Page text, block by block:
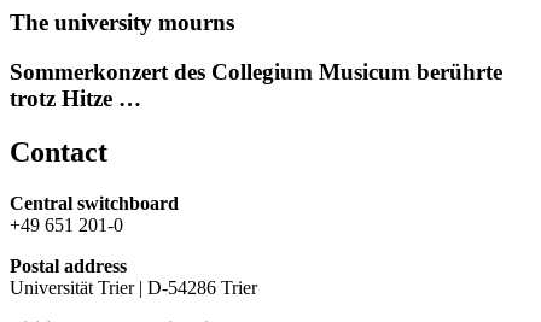
The university mourns
Sommerkonzert des Collegium Musicum berührte
trotz Hitze …
Contact
Central switchboard
+49 651 201-0
Postal address
Universität Trier | D-54286 Trier